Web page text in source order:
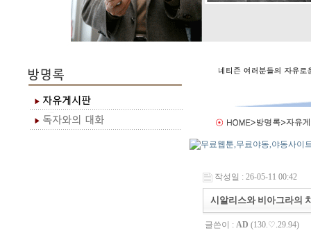
작성일 : 26-05-11 00:42
시알리스와 비아그라의
글쓴이 : AD (130.♡.29.94)